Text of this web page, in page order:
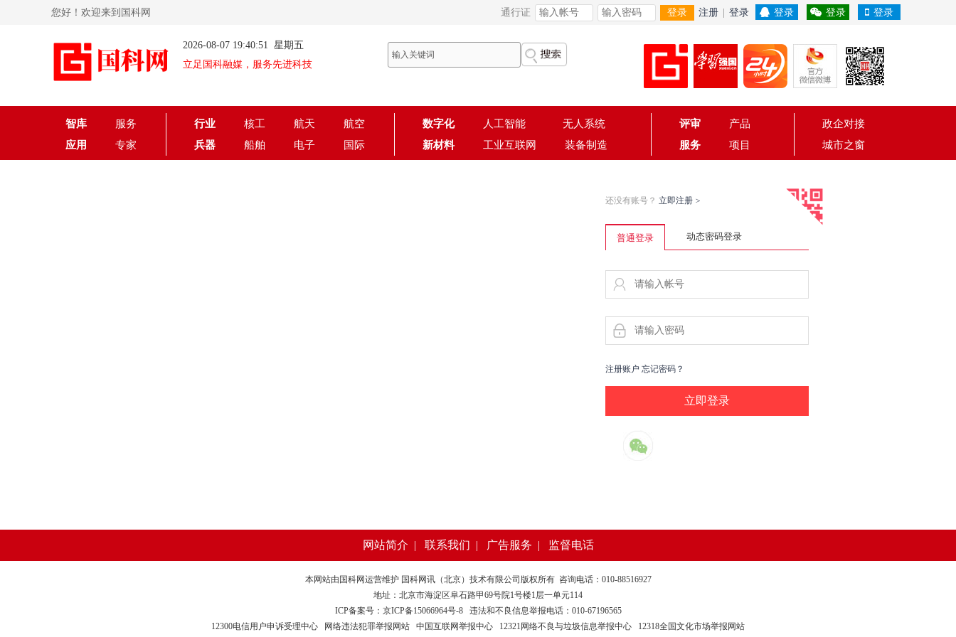
您好！欢迎来到国科网 通行证 登录 注册 登录 登录 登录 登录
2026-08-07 19:40:51 星期五
立足国科融媒，服务先进科技
智库
服务
应用
专家
行业 核工 航天
航空
兵器
船舶 电子 国际
数字化 人工智能
无人系统
新材料
工业互联网 装备制造
评审
产品
服务
项目
政企对接
城市之窗
还没有账号？ 立即注册 >
普通登录 动态密码登录
注册账户 忘记密码？
网站简介 | 联系我们 | 广告服务 | 监督电话
本网站由 国科网运营维护 国科网讯（北京）技术有限公司版权所有 咨询电话：010-88516927
地址：北京市海淀区阜石路甲69号院1号楼1层一单元114
ICP备案号：京ICP备15066964号-8违法和不良信息举报电话：010-67196565
12300电信用户申诉受理中心
网络违法犯罪举报网站 中国互联网举报中心 12321网络不良与垃圾信息举报中心 12318全国文化市场举报网站